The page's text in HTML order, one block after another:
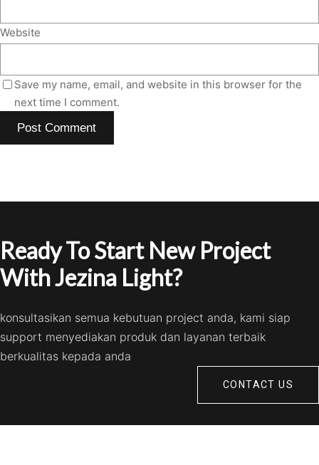
Website
Save my name, email, and website in this browser for the
next time I comment.
Ready To Start New Project
With Jezina Light?
konsultasikan semua kebutuan project anda, kami siap
support menyediakan produk dan layanan terbaik
berkualitas kepada anda
CONTACT US